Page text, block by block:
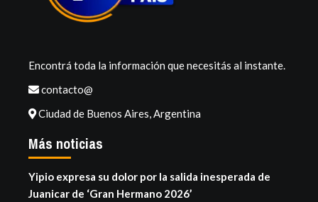
Encontrá toda la información que necesitás al instante.
contacto@
Ciudad de Buenos Aires, Argentina
Más noticias
Yipio expresa su dolor por la salida inesperada de
Juanicar de ‘Gran Hermano 2026’